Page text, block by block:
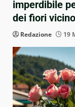
imperdibile
dei fiori
Redazione 19